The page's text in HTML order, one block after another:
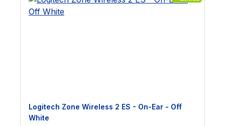
Logitech Zone Wireless 2 ES - On-Ear - Off
White